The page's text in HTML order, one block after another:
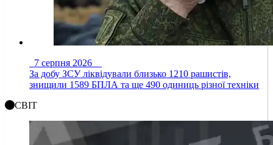
7 серпня 2026
За добу ЗСУ ліквідували близько 1210 рашистів,
знищили 1589 БПЛА та ще 490 одиниць різної техніки
СВІТ